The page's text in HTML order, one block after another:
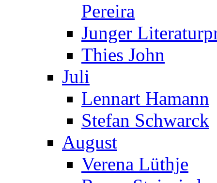
Pereira
Junger
Thies John
Juli
Lennart Hamann
Stefan Schwarck
August
Verena Lüthje